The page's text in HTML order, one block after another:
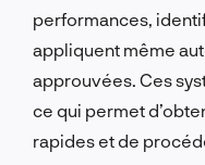
performances,
appliquent même
approuvées. Ces
ce qui permet
rapides et de